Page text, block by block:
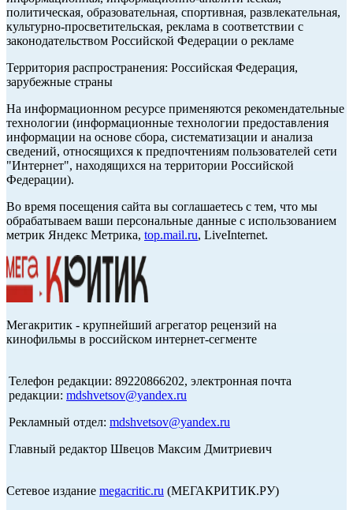
политическая, образовательная, спортивная, развлекательная,
культурно-просветительская, реклама в соответствии с
законодательством Российской Федерации о рекламе
Территория распространения: Российская Федерация,
зарубежные страны
На информационном ресурсе применяются рекомендательные
технологии (информационные технологии предоставления
информации на основе сбора, систематизации и анализа
сведений, относящихся к предпочтениям пользователей сети
"Интернет", находящихся на территории Российской
Федерации).
Во время посещения сайта вы соглашаетесь с тем, что мы
обрабатываем ваши персональные данные с использованием
метрик Яндекс Метрика, top.mail.ru, LiveInternet.
Мегакритик - крупнейший агрегатор рецензий на
кинофильмы в российском интернет-сегменте
Телефон редакции: 89220866202, электронная почта
редакции: mdshvetsov@yandex.ru
Рекламный отдел: mdshvetsov@yandex.ru
Главный редактор Швецов Максим Дмитриевич
Сетевое издание megacritic.ru (МЕГАКРИТИК.РУ)